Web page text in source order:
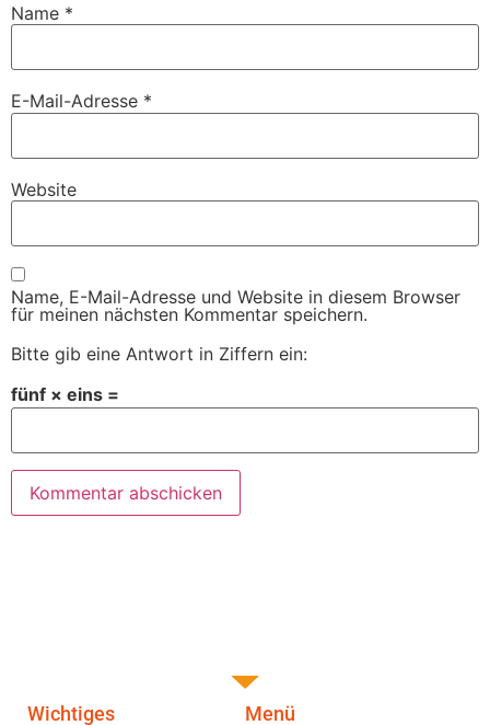
Name *
E-Mail-Adresse *
Website
Name, E-Mail-Adresse und Website in diesem Browser
für meinen nächsten Kommentar speichern.
Bitte gib eine Antwort in Ziffern ein:
fünf × eins =
Wichtiges Menü